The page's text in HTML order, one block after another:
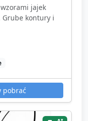
jajek
Grube kontury i
pobrać